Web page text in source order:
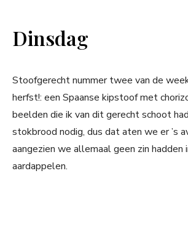
Dinsdag
Stoofgerecht nummer twee van de
herfst!: een Spaanse kipstoof met
beelden die ik van dit gerecht schoot
stokbrood nodig, dus dat aten we er ’s
aangezien we allemaal geen zin hadden
aardappelen.